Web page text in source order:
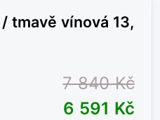
tmavě vínová 13,
7 840 Kč
6 591 Kč